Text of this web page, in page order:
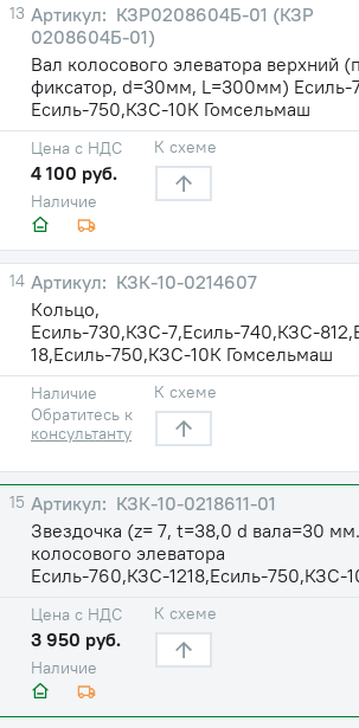
13
КЗР0208604Б-01 (КЗР
0208604Б-01)
Вал колосового элеватора верхний
фиксатор, d=30мм, L=300мм) Есиль-
Есиль-750,КЗС-10К Гомсельмаш
Наличие
Цена с НДС
4 100 руб.
К схеме
14
КЗК-10-0214607
Кольцо,
Есиль-730,КЗС-7,Есиль-740,КЗС-
18,Есиль-750,КЗС-10К Гомсельмаш
Наличие
Обратитесь к
консультанту
К схеме
15
КЗК-10-0218611-01
Звездочка (z= 7, t=38,0 d вала=30
колосового элеватора
Есиль-760,КЗС-1218,Есиль-750,КЗС-
Наличие
Цена с НДС
3 950 руб.
К схеме